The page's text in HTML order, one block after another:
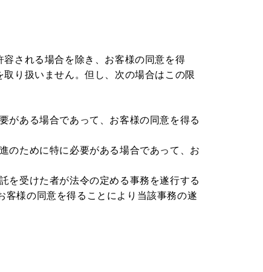
される場合を除き、お客様の同意を得
り扱いません。但し、次の場合はこの限
がある場合であって、お客様の同意を得る
のために特に必要がある場合であって、お
を受けた者が法令の定める事務を遂行する
客様の同意を得ることにより当該事務の遂